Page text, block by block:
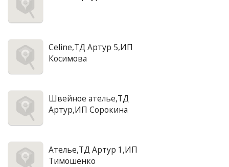
Celine,ТД Артур 5,ИП
Косимова
Швейное ателье,ТД
Артур,ИП Сорокина
Ателье,ТД Артур 1,ИП
Тимошенко